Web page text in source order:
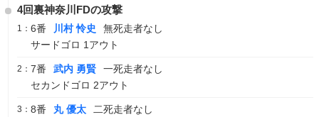
4回裏神奈川FDの攻撃
1： 6番 川村 怜史
無死走者なし
サードゴロ 1アウト
2： 7番 武内 勇賢
一死走者なし
セカンドゴロ 2アウト
3： 8番 丸 優太
二死走者なし